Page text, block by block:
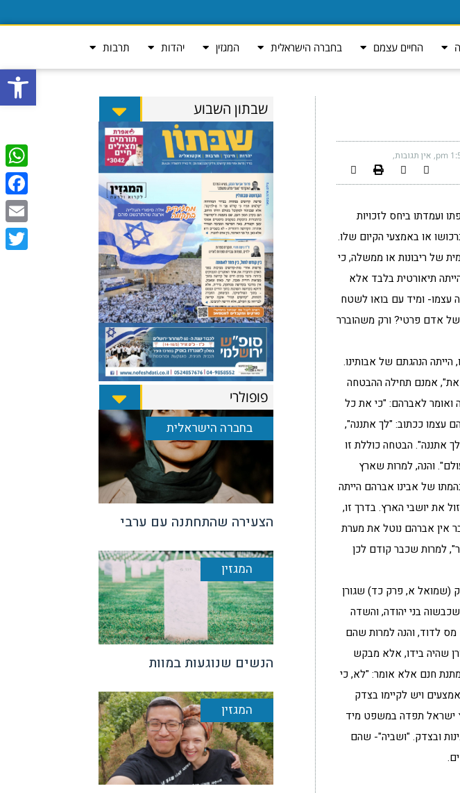
פתח
החיים עצמם בחברה הישראלית המגזין יהדות תרבות
אין תגובות
ועמדתו ביחס לזכויות
או באמצעי הקיום שלו.
של ריבונות או ממשלה, כי
תיאורטית בלבד אלא
עצמו- ומיד עם בואו לשטח
אדם פרטי? ורק משהוברר
הנהגתם של אבותינו.
אמנם תחילה ההבטחה
לאברהם: "כי את כל
עצמו ככתוב: "לך אתננה",
אתננה". הבטחה כוללת זו
והנה, למרות שארץ
של אבינו אברהם הייתה
את יושבי הארץ. בדרך זו,
אין אברהם נוטל את מערת
למרות שכבר קודם לכן
(שמואל א, פרק כד) שגורן
בני יהודה, והשדה
מס לדוד, והנה למרות שהם
שהיה בידו, אלא מבקש
חנם אלא אומר: "לא, כי
ויש לקיימו בצדק
ישראל תפדה במשפט מיד
ובצדק. "ושביה"- שהם
שבתון השבוע
פופולרי
בחברה הישראלית
הצעירה שהתחתנה עם ערבי
המגזין
הנשים שנוגעות במוות
המגזין
Email